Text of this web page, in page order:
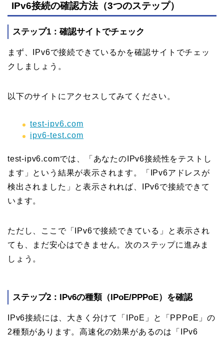
IPv6接続の確認方法（3つのステップ）
ステップ1：確認サイトでチェック
まず、IPv6で接続できているかを確認サイトでチェッ
クしましょう。
以下のサイトにアクセスしてみてください。
test-ipv6.com
ipv6-test.com
test-ipv6.comでは、「あなたのIPv6接続性をテストし
ます」という結果が表示されます。「IPv6アドレスが
検出されました」と表示されれば、IPv6で接続できて
います。
ただし、ここで「IPv6で接続できている」と表示され
ても、まだ安心はできません。次のステップに進みま
しょう。
ステップ2：IPv6の種類（IPoE/PPPoE）を確認
IPv6接続には、大きく分けて「IPoE」と「PPPoE」の
2種類があります。高速化の効果があるのは「IPv6